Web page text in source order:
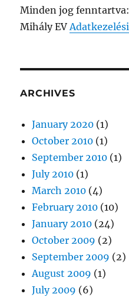
Minden jog
Mihály EV
ARCHIVES
January 2020 (1)
October 2010 (1)
September 2010 (1)
July 2010 (1)
March 2010 (4)
February 2010 (10)
January 2010 (24)
October 2009 (2)
September 2009 (2)
August 2009 (1)
July 2009 (6)